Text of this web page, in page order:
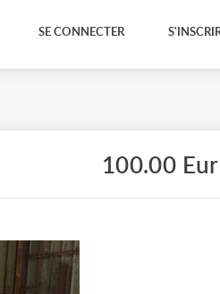
SE CONNECTER
100.00